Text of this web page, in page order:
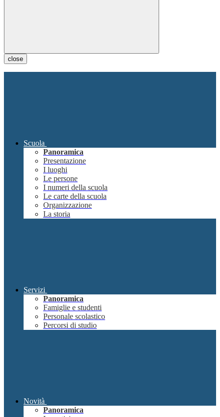
close
Scuola
Panoramica
Presentazione
I luoghi
Le persone
I numeri della scuola
Le carte della scuola
Organizzazione
La storia
Servizi
Panoramica
Famiglie e studenti
Personale scolastico
Percorsi di studio
Novità
Panoramica